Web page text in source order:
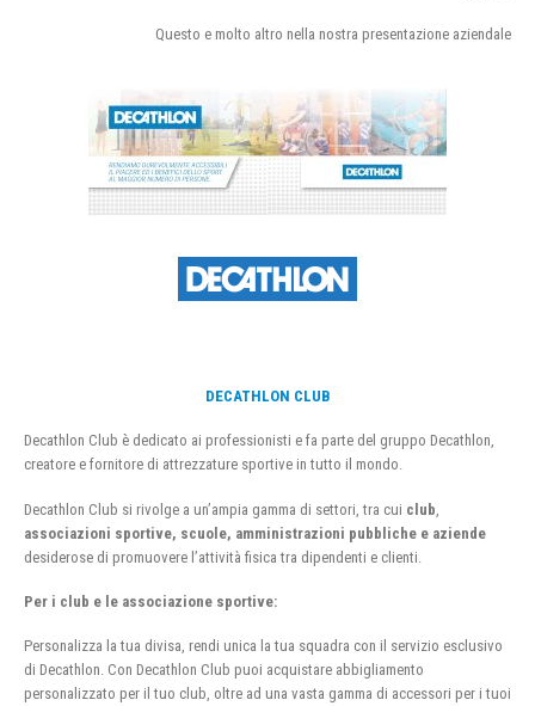
Questo e molto altro nella nostra presentazione aziendale
DECATHLON CLUB
Decathlon Club è dedicato ai professionisti e fa parte del gruppo Decathlon,
creatore e fornitore di attrezzature sportive in tutto il mondo.
Decathlon Club si rivolge a un’ampia gamma di settori, tra cui club
associazioni sportive, scuole, amministrazioni pubbliche e aziende
desiderose di promuovere l’attività fisica tra dipendenti e clienti.
Per i club e le associazione sportive:
Personalizza la tua divisa, rendi unica la tua squadra con il servizio esclusivo
di Decathlon. Con Decathlon Club puoi acquistare abbigliamento
personalizzato per il tuo club, oltre ad una vasta gamma di accessori per i tuoi